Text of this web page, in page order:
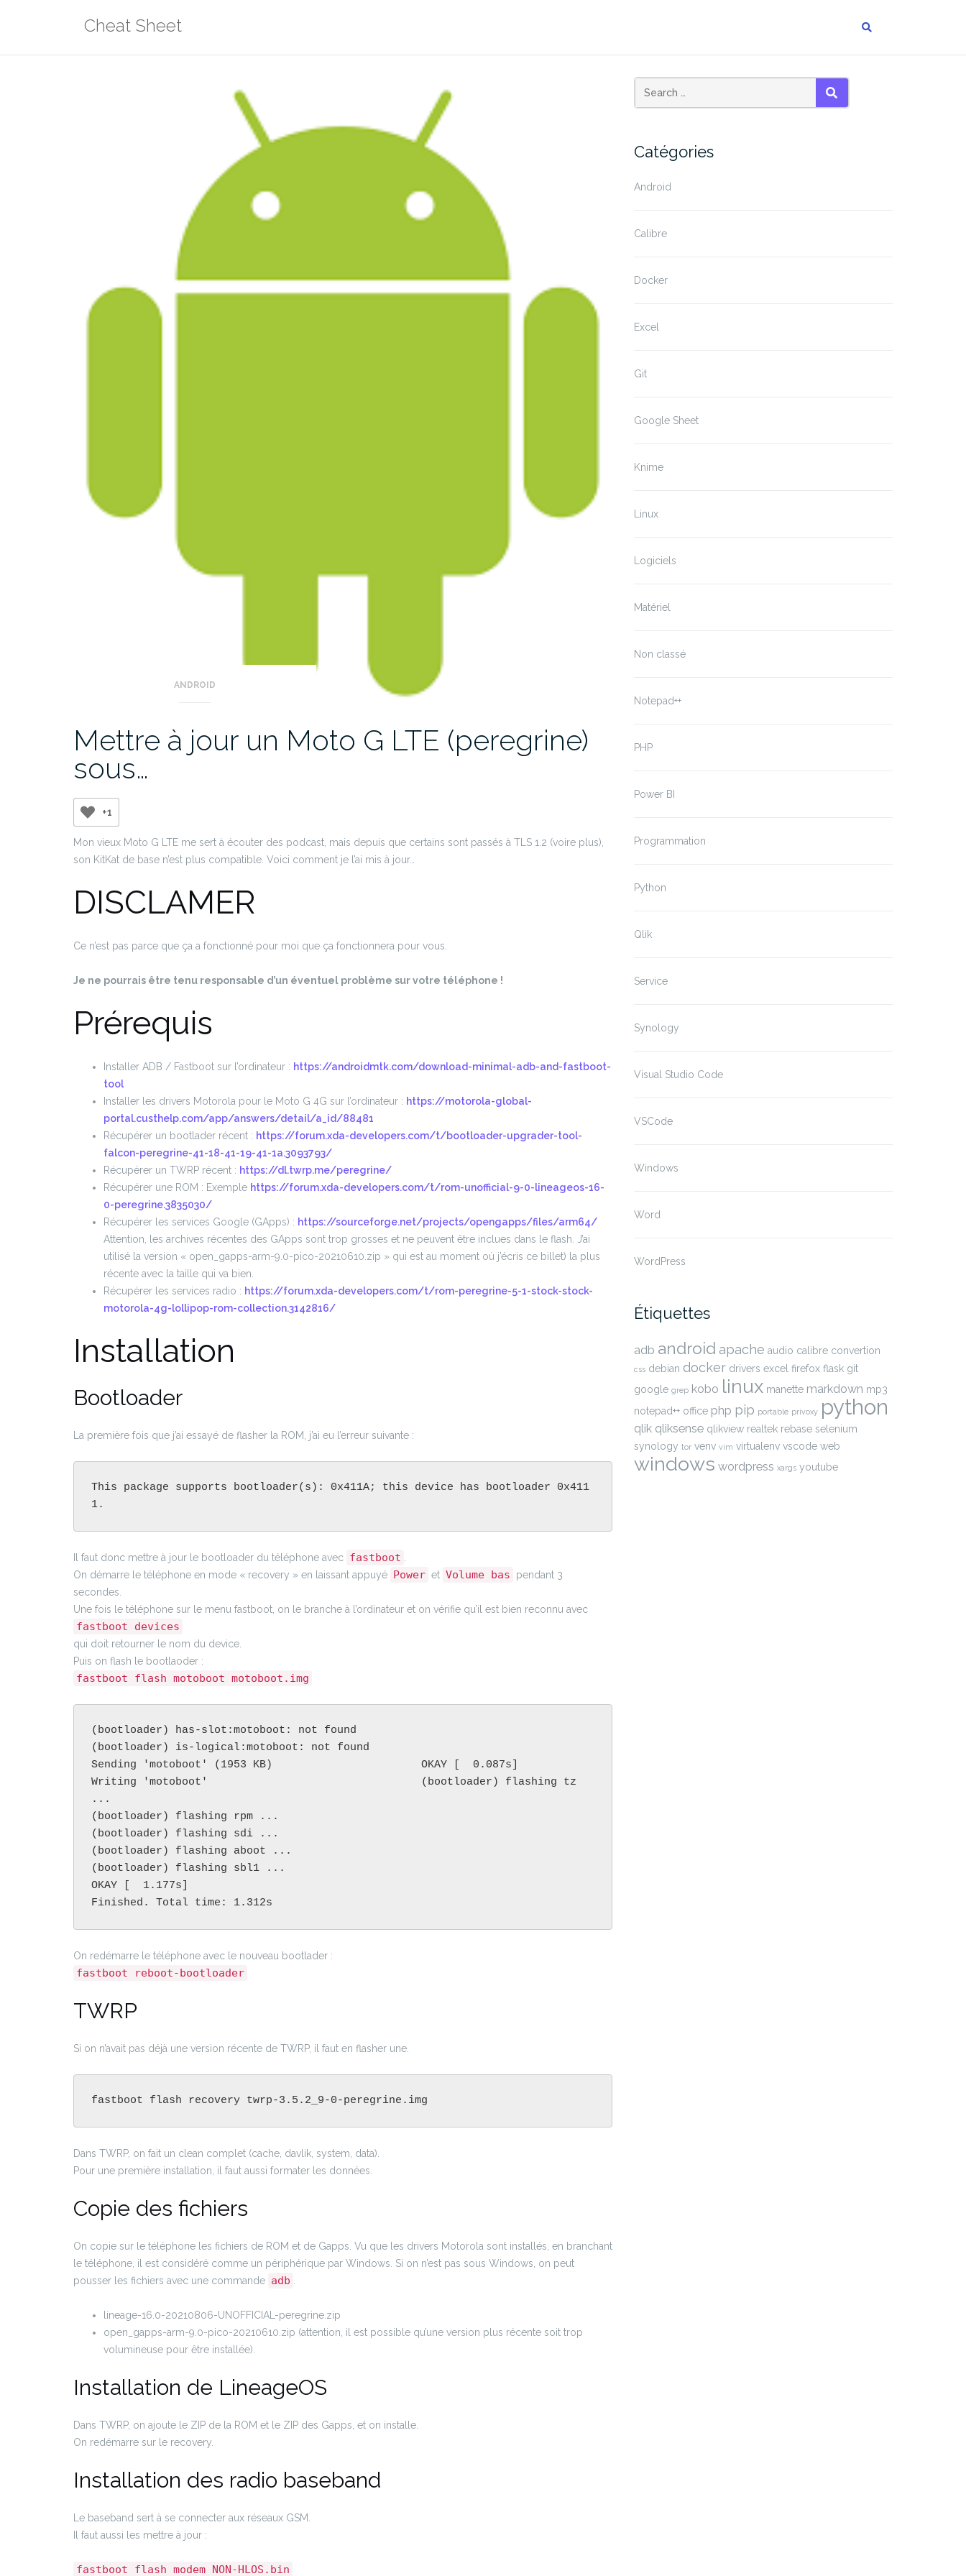
Cheat Sheet
ANDROID
Mettre à jour un Moto G LTE (peregrine)
sous…
+1
Mon vieux Moto G LTE me sert à écouter des podcast, mais depuis que certains sont passés à TLS 1.2 (voire plus),
son KitKat de base n’est plus compatible. Voici comment je l’ai mis à jour…
DISCLAMER
Ce n’est pas parce que ça a fonctionné pour moi que ça fonctionnera pour vous.
Je ne pourrais être tenu responsable d’un éventuel problème sur votre téléphone !
Prérequis
Installer ADB / Fastboot sur l’ordinateur : https://androidmtk.com/download-minimal-adb-and-fastboot-
tool
Installer les drivers Motorola pour le Moto G 4G sur l’ordinateur : https://motorola-global-
portal.custhelp.com/app/answers/detail/a_id/88481
Récupérer un bootlader récent : https://forum.xda-developers.com/t/bootloader-upgrader-tool-
falcon-peregrine-41-18-41-19-41-1a.3093793/
Récupérer un TWRP récent : https://dl.twrp.me/peregrine/
Récupérer une ROM : Exemple https://forum.xda-developers.com/t/rom-unofficial-9-0-lineageos-16-
0-peregrine.3835030/
Récupérer les services Google (GApps) : https://sourceforge.net/projects/opengapps/files/arm64/
Attention, les archives récentes des GApps sont trop grosses et ne peuvent être inclues dans le flash. J’ai
utilisé la version « open_gapps-arm-9.0-pico-20210610.zip » qui est au moment où j’écris ce billet) la plus
récente avec la taille qui va bien.
Récupérer les services radio : https://forum.xda-developers.com/t/rom-peregrine-5-1-stock-stock-
motorola-4g-lollipop-rom-collection.3142816/
Installation
Bootloader
La première fois que j’ai essayé de flasher la ROM, j’ai eu l’erreur suivante :
This package supports bootloader(s): 0x411A; this device has bootloader 0x411
1.
Il faut donc mettre à jour le bootloader du téléphone avec fastboot .
On démarre le téléphone en mode « recovery » en laissant appuyé
Power et Volume bas
pendant 3
secondes.
Une fois le téléphone sur le menu fastboot, on le branche à l’ordinateur et on vérifie qu’il est bien reconnu avec
fastboot devices
qui doit retourner le nom du device.
Puis on flash le bootlaoder :
fastboot flash motoboot motoboot.img
(bootloader) has-slot:motoboot: not found
(bootloader) is-logical:motoboot: not found
Sending 'motoboot' (1953 KB)                       OKAY [  0.087s]
Writing 'motoboot'                                 (bootloader) flashing tz
...
(bootloader) flashing rpm ...
(bootloader) flashing sdi ...
(bootloader) flashing aboot ...
(bootloader) flashing sbl1 ...
OKAY [  1.177s]
Finished. Total time: 1.312s
On redémarre le téléphone avec le nouveau bootlader :
fastboot reboot-bootloader
TWRP
Si on n’avait pas déjà une version récente de TWRP, il faut en flasher une.
fastboot flash recovery twrp-3.5.2_9-0-peregrine.img
Dans TWRP, on fait un clean complet (cache, davlik, system, data).
Pour une première installation, il faut aussi formater les données.
Copie des fichiers
On copie sur le téléphone les fichiers de ROM et de Gapps. Vu que les drivers Motorola sont installés, en branchant
le téléphone, il est considéré comme un périphérique par Windows. Si on n’est pas sous Windows, on peut
pousser les fichiers avec une commande adb .
lineage-16.0-20210806-UNOFFICIAL-peregrine.zip
open_gapps-arm-9.0-pico-20210610.zip (attention, il est possible qu’une version plus récente soit trop
volumineuse pour être installée).
Installation de LineageOS
Dans TWRP, on ajoute le ZIP de la ROM et le ZIP des Gapps, et on installe.
On redémarre sur le recovery.
Installation des radio baseband
Le baseband sert à se connecter aux réseaux GSM.
Il faut aussi les mettre à jour :
fastboot flash modem NON-HLOS.bin
SEARCH
Catégories
Android
Calibre
Docker
Excel
Git
Google Sheet
Knime
Linux
Logiciels
Matériel
Non classé
Notepad++
PHP
Power BI
Programmation
Python
Qlik
Service
Synology
Visual Studio Code
VSCode
Windows
Word
WordPress
Étiquettes
adb android apache audio calibre convertion
css debian docker drivers excel firefox flask git
google grep kobo linux manette markdown mp3
notepad++ office php pip portable privoxy python
qlik qliksense qlikview realtek rebase selenium
synology tor venv vim virtualenv vscode web
windows wordpress xargs youtube